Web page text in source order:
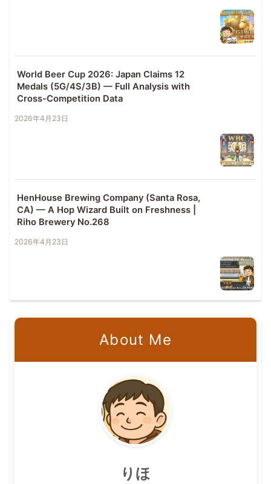
World Beer Cup 2026: Japan Claims 12
Medals (5G/4S/3B) — Full Analysis with
Cross-Competition Data
2026年4月23日
HenHouse Brewing Company (Santa Rosa,
CA) — A Hop Wizard Built on Freshness |
Riho Brewery No.268
2026年4月23日
About Me
りほ